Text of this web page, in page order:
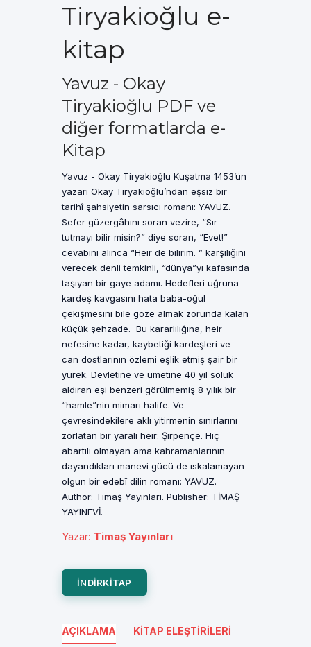
Tiryakioğlu e-
kitap
Yavuz - Okay
Tiryakioğlu PDF ve
diğer formatlarda e-
Kitap
Yavuz - Okay Tiryakioğlu Kuşatma 1453’ün
yazarı Okay Tiryakioğlu’ndan eşsiz bir
tarihî şahsiyetin sarsıcı romanı: YAVUZ.
Sefer güzergâhını soran vezire, “Sır
tutmayı bilir misin?” diye soran, “Evet!”
cevabını alınca “Heir de bilirim. ” karşılığını
verecek denli temkinli, “dünya”yı kafasında
taşıyan bir gaye adamı. Hedefleri uğruna
kardeş kavgasını hata baba-oğul
çekişmesini bile göze almak zorunda kalan
küçük şehzade. Bu kararlılığına, heir
nefesine kadar, kaybetiği kardeşleri ve
can dostlarının özlemi eşlik etmiş şair bir
yürek. Devletine ve ümetine 40 yıl soluk
aldıran eşi benzeri görülmemiş 8 yılık bir
“hamle”nin mimarı halife. Ve
çevresindekilere aklı yitirmenin sınırlarını
zorlatan bir yaralı heir: Şirpençe. Hiç
abartılı olmayan ama kahramanlarının
dayandıkları manevi gücü de ıskalamayan
olgun bir edebî dilin romanı: YAVUZ.
Author: Timaş Yayınları. Publisher: TİMAŞ
YAYINEVİ.
Yazar: Timaş Yayınları
INDIRKITAP
AÇIKLAMA KITAP ELEŞTIRILERI